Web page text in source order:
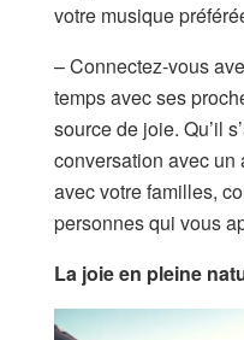
votre musique
– Connectez-vous
temps avec ses
source de joie. Qu’il
conversation avec un
avec votre familles,
personnes qui vous
La joie en pleine